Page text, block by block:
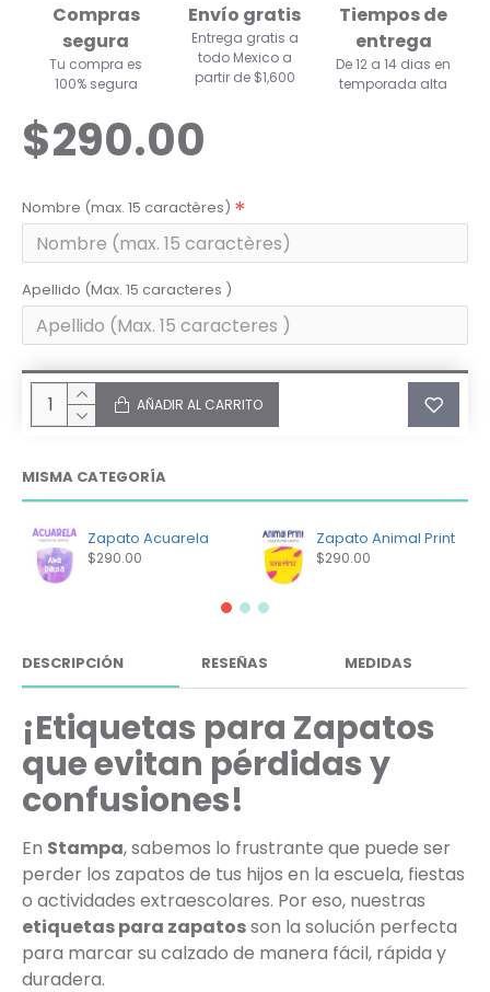
Compras
segura
Tu compra es
100% segura
Envío gratis
Entrega gratis a
todo Mexico a
partir de $1,600
Tiempos de
entrega
De 12 a 14 dias en
temporada alta
$290.00
Nombre (max. 15 caractères)
Apellido (Max. 15 caracteres )
AÑADIR AL CARRITO
MISMA CATEGORÍA
Zapato Acuarela
$290.00
Zapato Animal Print
$290.00
DESCRIPCIÓN RESEÑAS MEDIDAS
¡Etiquetas para Zapatos
que evitan pérdidas y
confusiones!
En Stampa, sabemos lo frustrante que puede ser
perder los zapatos de tus hijos en la escuela, fiestas
o actividades extraescolares. Por eso, nuestras
etiquetas para zapatosson la solución perfecta
para marcar su calzado de manera fácil, rápida y
duradera.